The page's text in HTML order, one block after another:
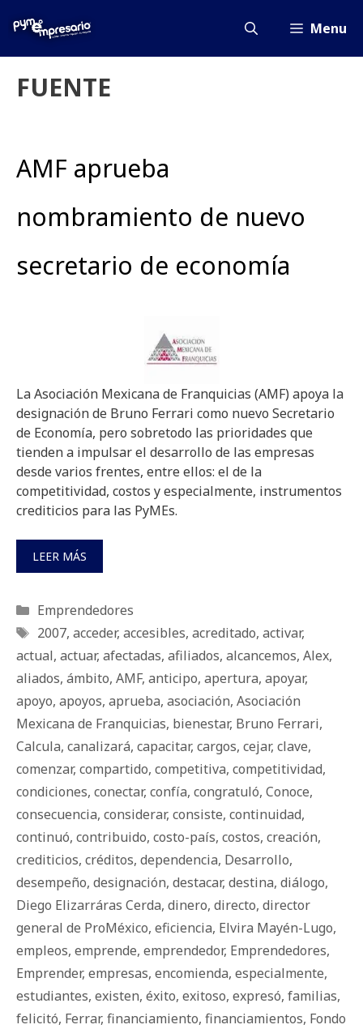
Menu
FUENTE
AMF aprueba
nombramiento de nuevo
secretario de economía
La Asociación Mexicana de Franquicias (AMF) apoya la
designación de Bruno Ferrari como nuevo Secretario
de Economía, pero sobretodo las prioridades que
tienden a impulsar el desarrollo de las empresas
desde varios frentes, entre ellos: el de la
competitividad, costos y especialmente, instrumentos
crediticios para las PyMEs.
LEER MÁS
Categorías
Emprendedores
Etiquetas
2007, acceder, accesibles, acreditado, activar,
actual, actuar, afectadas, afiliados, alcancemos, Alex,
aliados, ámbito, AMF, anticipo, apertura, apoyar,
apoyo, apoyos, aprueba, asociación, Asociación
Mexicana de Franquicias, bienestar, Bruno Ferrari,
Calcula, canalizará, capacitar, cargos, cejar, clave,
comenzar, compartido, competitiva, competitividad,
condiciones, conectar, confía, congratuló, Conoce,
consecuencia, considerar, consiste, continuidad,
continuó, contribuido, costo-país, costos, creación,
crediticios, créditos, dependencia, Desarrollo,
desempeño, designación, destacar, destina, diálogo,
Diego Elizarráras Cerda, dinero, directo, director
general de ProMéxico, eficiencia, Elvira Mayén-Lugo,
empleos, emprende, emprendedor, Emprendedores,
Emprender, empresas, encomienda, especialmente,
estudiantes, existen, éxito, exitoso, expresó, familias,
felicitó, Ferrar, financiamiento, financiamientos, Fondo